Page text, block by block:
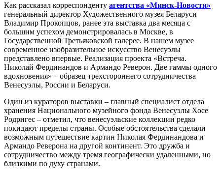
Как рассказал корреспонденту агентства «Минск-Новости»
генеральный директор Художественного музея Беларуси
Владимир Прокопцов, ранее эта выставка два месяца с
большим успехом демонстрировалась в Москве, в
Государственной Третьяковской галерее. В нашем музее
современное изобразительное искусство Венесуэлы
представлено впервые. Реализация проекта «Встреча.
Николай Фердинандов и Армандо Реверон. Две гаммы одного
вдохновения» – образец трехстороннего сотрудничества
Венесуэлы, России и Беларуси.
Один из кураторов выставки – главный специалист отдела
хранения Национального музейного фонда Венесуэлы Хосе
Родригес – отметил, что венесуэльские коллекции редко
покидают пределы страны. Особые обстоятельства сделали
возможным путешествие картин Николая Фердинандова и
Армандо Реверона на другой континент. Это дружба и
сотрудничество между тремя географически удаленными, но
близкими по духу странами.